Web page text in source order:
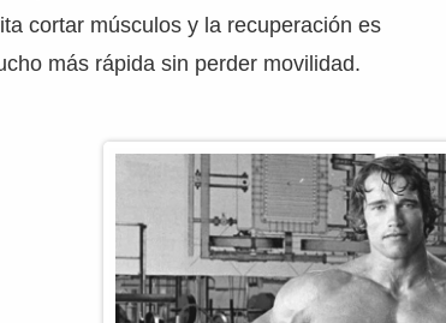
cortar músculos y la recuperación es
más rápida sin perder movilidad.